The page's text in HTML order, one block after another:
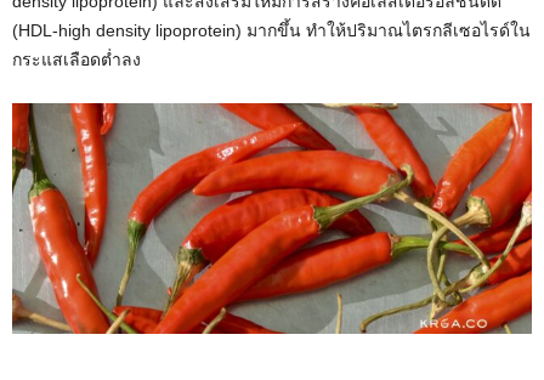
(HDL-high density lipoprotein) มากขึ้น ทำให้ปริมาณไตรกลีเซอไรด์ใน
กระแสเลือดต่ำลง